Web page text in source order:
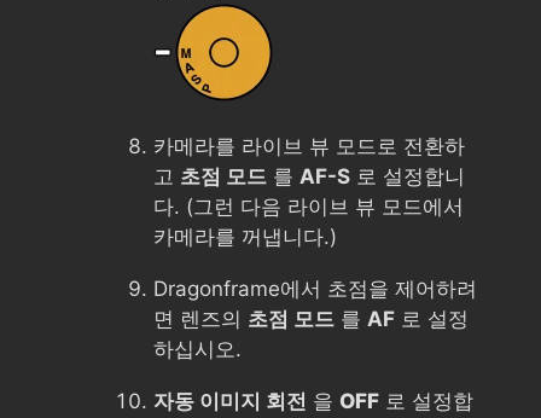
카메라를 라이브 뷰 모드로 전환하
고 초점 모드 를 AF-S 로 설정합니
다. (그런 다음 라이브 뷰 모드에서
카메라를 꺼냅니다.)
Dragonframe에서 초점을 제어하려
면 렌즈의 초점 모드 를 AF 로 설정
하십시오.
자동 이미지 회전 을 OFF 로 설정합